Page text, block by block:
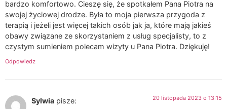
bardzo komfortowo. Cieszę się, że spotkałem Pana Piotra na
swojej życiowej drodze. Była to moja pierwsza przygoda z
terapią i jeżeli jest więcej takich osób jak ja, które mają jakieś
obawy związane ze skorzystaniem z usług specjalisty, to z
czystym sumieniem polecam wizyty u Pana Piotra. Dziękuję!
Odpowiedz
Sylwia pisze: 20 listopada 2023 o 13:15